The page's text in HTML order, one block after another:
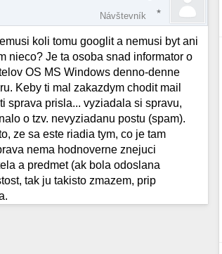
Návštevník
koli tomu googlit a nemusi byt ani
nieco? Je ta osoba snad informator o
OS MS Windows denno-denne
Keby ti mal zakazdym chodit mail
sprava prisla... vyziadala si spravu,
o tzv. nevyziadanu postu (spam).
ze sa este riadia tym, co je tam
nema hodnoverne znejuci
a predmet (ak bola odoslana
tak ju takisto zmazem, prip